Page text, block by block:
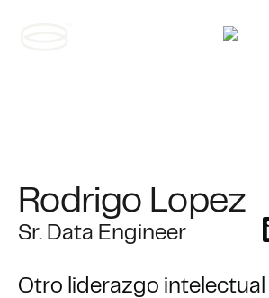
Rodrigo Lopez
Sr. Data Engineer
Otro liderazgo intelectual